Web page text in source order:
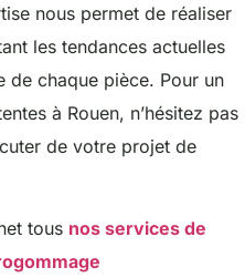
nous permet de réaliser
les tendances actuelles
de chaque pièce. Pour un
à Rouen, n’hésitez pas
de votre projet de
tous nos services de